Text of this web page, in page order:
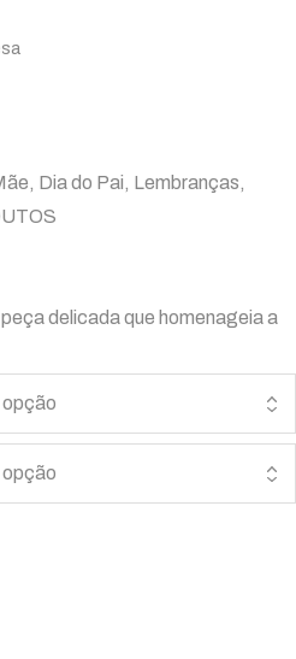
, Dia do Pai, Lembranças,
delicada que homenageia a